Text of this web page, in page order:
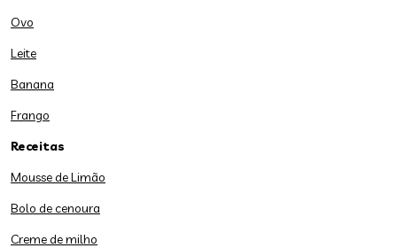
Ovo
Leite
Banana
Frango
Receitas
Mousse de Limão
Bolo de cenoura
Creme de milho